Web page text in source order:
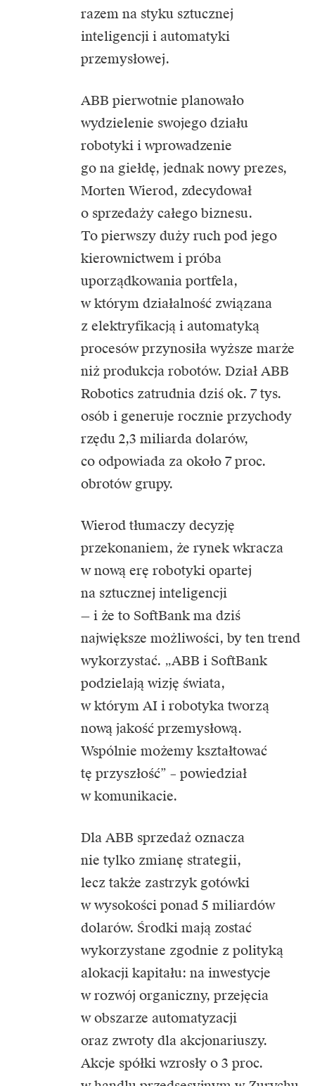
razem na styku sztucznej
inteligencji i automatyki
przemysłowej.
ABB pierwotnie planowało
wydzielenie swojego działu
robotyki i wprowadzenie
go na giełdę, jednak nowy prezes,
Morten Wierod, zdecydował
o sprzedaży całego biznesu.
To pierwszy duży ruch pod jego
kierownictwem i próba
uporządkowania portfela,
w którym działalność związana
z elektryfikacją i automatyką
procesów przynosiła wyższe marże
niż produkcja robotów. Dział ABB
Robotics zatrudnia dziś ok. 7 tys.
osób i generuje rocznie przychody
rzędu 2,3 miliarda dolarów,
co odpowiada za około 7 proc.
obrotów grupy.
Wierod tłumaczy decyzję
przekonaniem, że rynek wkracza
w nową erę robotyki opartej
na sztucznej inteligencji
— i że to SoftBank ma dziś
największe możliwości, by ten trend
wykorzystać. „ABB i SoftBank
podzielają wizję świata,
w którym AI i robotyka tworzą
nową jakość przemysłową.
Wspólnie możemy kształtować
tę przyszłość” – powiedział
w komunikacie.
Dla ABB sprzedaż oznacza
nie tylko zmianę strategii,
lecz także zastrzyk gotówki
w wysokości ponad 5 miliardów
dolarów. Środki mają zostać
wykorzystane zgodnie z polityką
alokacji kapitału: na inwestycje
w rozwój organiczny, przejęcia
w obszarze automatyzacji
oraz zwroty dla akcjonariuszy.
Akcje spółki wzrosły o 3 proc.